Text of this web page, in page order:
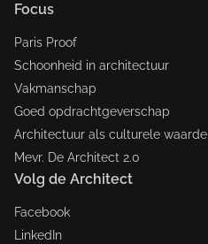
Focus
Paris Proof
Schoonheid in architectuur
Vakmanschap
Goed opdrachtgeverschap
Architectuur als culturele waarde
Mevr. De Architect 2.0
Volg de Architect
Facebook
LinkedIn